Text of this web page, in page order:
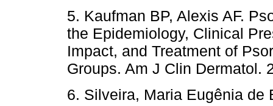
5. Kaufman BP, Alexis AF.
the Epidemiology, Clinical
Impact, and Treatment of
Groups. Am J Clin Dermatol.
6. Silveira, Maria Eugênia de